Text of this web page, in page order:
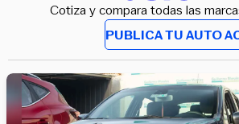
Cotiza y compara todas las
PUBLICA TU AUTO